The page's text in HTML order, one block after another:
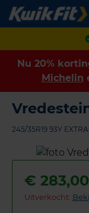
Nu 20%
Michelin
245/35R19 93Y
€ 283,00
Uitverkocht: